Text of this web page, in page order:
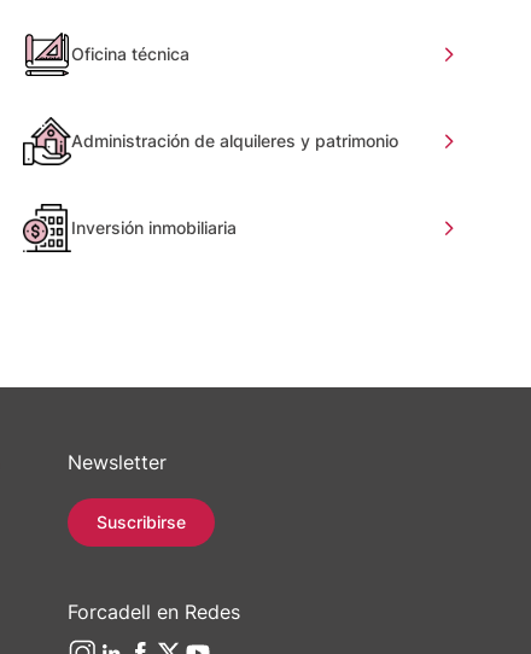
Oficina técnica
Administración de alquileres y patrimonio
Inversión inmobiliaria
Newsletter
Suscribirse
Forcadell en Redes